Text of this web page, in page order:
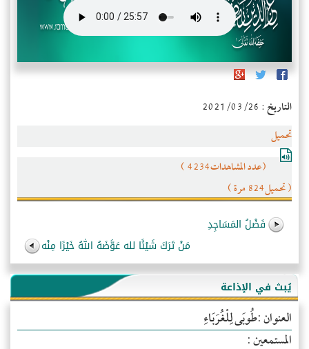
التاريخ : 2021/03/26
تحميل
(عدد المشاهدات4234 )
( تحميل824 مرة )
فَضْلُ المَسَاجِدِ
مَنْ تَرَكَ شَيْئًا لله عَوَّضَهُ اللهُ خَيْرًا مِنْه
يُبث في الإذاعة
العنوان :طُوبَى لِلْغُرَبَاءِ
المستمعين :